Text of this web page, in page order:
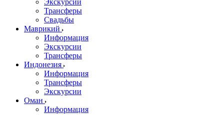
Экскурсии
Трансферы
Свадьбы
Маврикий
Информация
Экскурсии
Трансферы
Индонезия
Информация
Трансферы
Экскурсии
Оман
Информация